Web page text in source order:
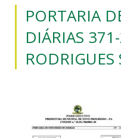
PORTARIA
DIÁRIAS
RODRIGUES